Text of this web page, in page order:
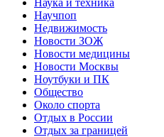
Научпоп
Недвижимость
Новости ЗОЖ
Новости медицины
Новости Москвы
Ноутбуки и ПК
Общество
Около спорта
Отдых в России
Отдых за границей